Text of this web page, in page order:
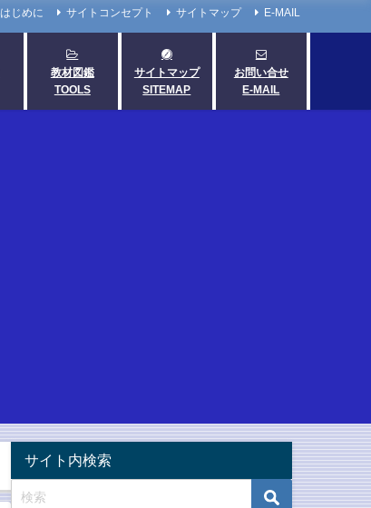
はじめに サイトコンセプト サイトマップ E-MAIL
教材図鑑
TOOLS
サイトマップ
SITEMAP
お問い合せ
E-MAIL
サイト内検索